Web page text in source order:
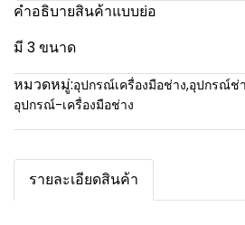
คำอธิบายสินค้าแบบย่อ
มี 3 ขนาด
หมวดหมู่:อุปกรณ์เครื่องมือช่าง,อุปกรณ์ช่
อุปกรณ์-เครื่องมือช่าง
รายละเอียดสินค้า